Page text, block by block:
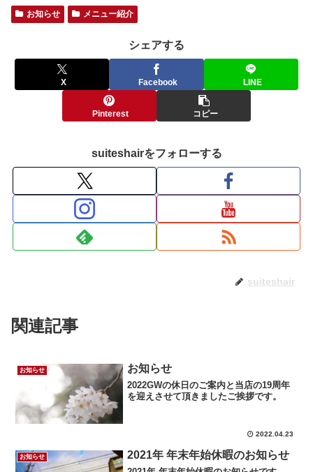
お知らせ メニュー紹介
シェアする
X Facebook LINE
Pinterest コピー
suiteshairをフォローする
suiteshair
関連記事
お知らせ お知らせ
2022GWの休日のご案内と当店の19周年
を迎えさせて頂きましたご挨拶です。
2022.04.23
お知らせ 2021年 年末年始休暇のお知らせ